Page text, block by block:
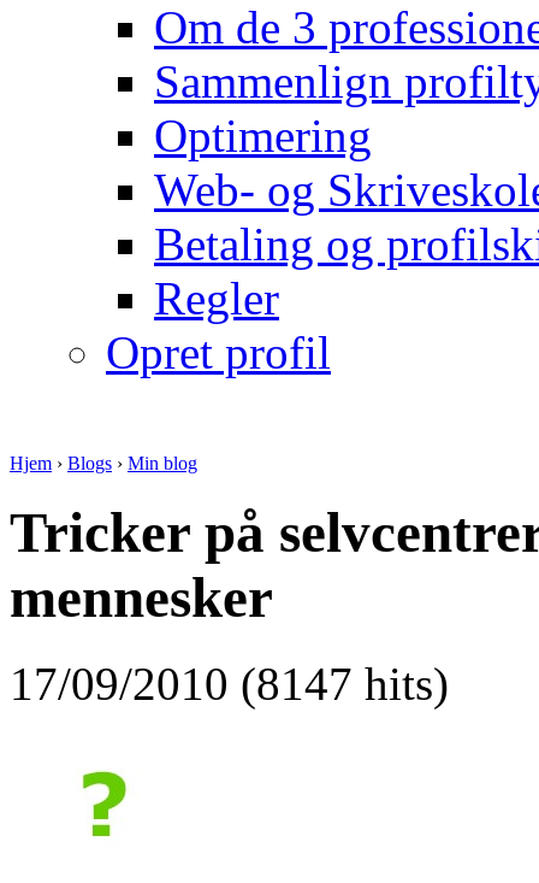
Om de 3
Sammenlign
Optimering
Web- og
Betaling og
Regler
Opret profil
Hjem › Blogs › Min blog
Tricker på
mennesker
17/09/2010 (8147 hits)